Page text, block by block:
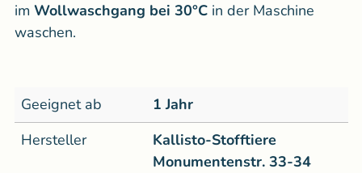
im Wollwaschgang bei 30°C in der Maschine
waschen.
Geeignet ab
1 Jahr
Hersteller
Kallisto-Stofftiere
Monumentenstr. 33-34